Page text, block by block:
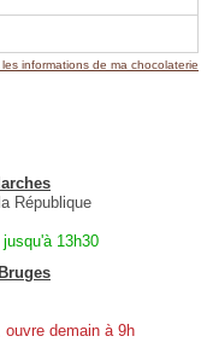
informations de ma chocolaterie
République
13h30
ouvre demain à 9h